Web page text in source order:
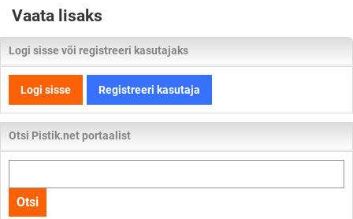
Vaata lisaks
Logi sisse või registreeri kasutajaks
Logi sisse Registreeri kasutaja
Otsi Pistik.net portaalist
kogu
lehelt
Otsi